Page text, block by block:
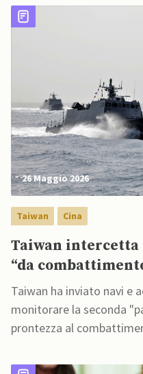
26 Maggio 2026
Taiwan Cina
Taiwan intercetta
“da
settimana e invia
monitorare
Taiwan ha inviato navi e
monitorare la seconda
prontezza al